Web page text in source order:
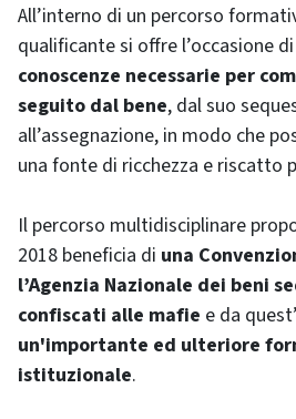
All’interno di un percorso
qualificante si offre l’occasione di
conoscenze necessarie per
seguito dal bene, dal suo
all’assegnazione, in modo che
una fonte di ricchezza e riscatto
Il percorso multidisciplinare
2018 beneficia di una
l’Agenzia Nazionale dei beni
confiscati alle mafie e da
un'importante ed ulteriore
istituzionale.